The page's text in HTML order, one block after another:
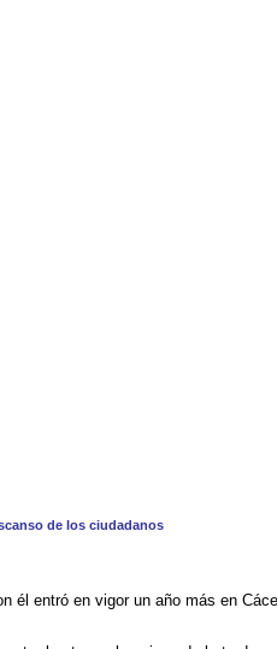
de los ciudadanos
él entró en vigor un año más en